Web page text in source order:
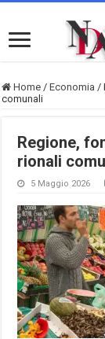
Home / Economia /
comunali
Regione,
rionali
5 Maggio 2026